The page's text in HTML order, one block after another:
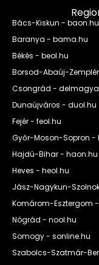
Bács-Kiskun - baon.hu
Baranya - bama.hu
Békés - beol.hu
Borsod-Abaúj-
Csongrád -
Dunaújváros - duol.hu
Fejér - feol.hu
Győr-Moson-Sopron -
Hajdú-Bihar - haon.hu
Heves - heol.hu
Jász-Nagykun-
Komárom-Esztergom
Nógrád - nool.hu
Somogy - sonline.hu
Szabolcs-Szatmár-